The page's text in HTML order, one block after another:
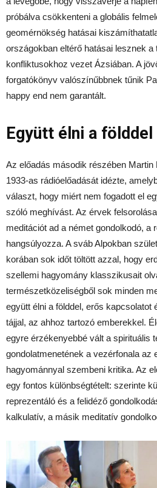
próbálva csökkenteni a globális
geomérnökség hatásai
országokban eltérő hatásai lesznek a
konfliktusokhoz vezet Ázsiában. A
forgatókönyv valószínűbbnek tűnik
happy end nem garantált.
Együtt élni a földdel
Az előadás második részében Martin
1933-as rádióelőadását idézte,
választ, hogy miért nem fogadott el
szóló meghívást. Az érvek
meditációt ad a német gondolkodó, a
hangsúlyozza. A sváb Alpokban
korában sok időt töltött azzal, hogy
szellemi hagyomány klasszikusait
természetközeliségből sok minden
együtt élni a földdel, erős kapcsolatot
tájjal, az ahhoz tartozó emberekkel.
egyre érzékenyebbé vált a spirituális
gondolatmenetének a vezérfonala az
hagyománnyal szembeni kritika. Az
egy fontos különbségtételt: szerinte
reprezentáló és a felidéző
kalkulatív, a másik meditatív